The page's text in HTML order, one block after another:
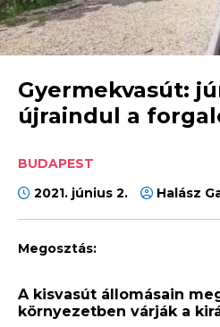
Gyermekvasút:
újraindul a
BUDAPEST
2021. június 2.
Halász
Megosztás:
A kisvasút állomásain
környezetben várják a